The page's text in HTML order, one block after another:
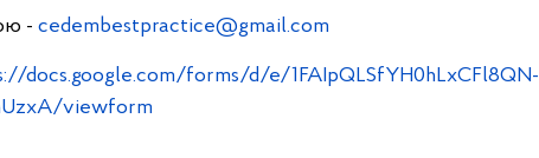
- cedembestpractice@gmail.com
docs.google.com/forms/d/e/1FAIpQLSfYH0hLxCFl8QN-
viewform